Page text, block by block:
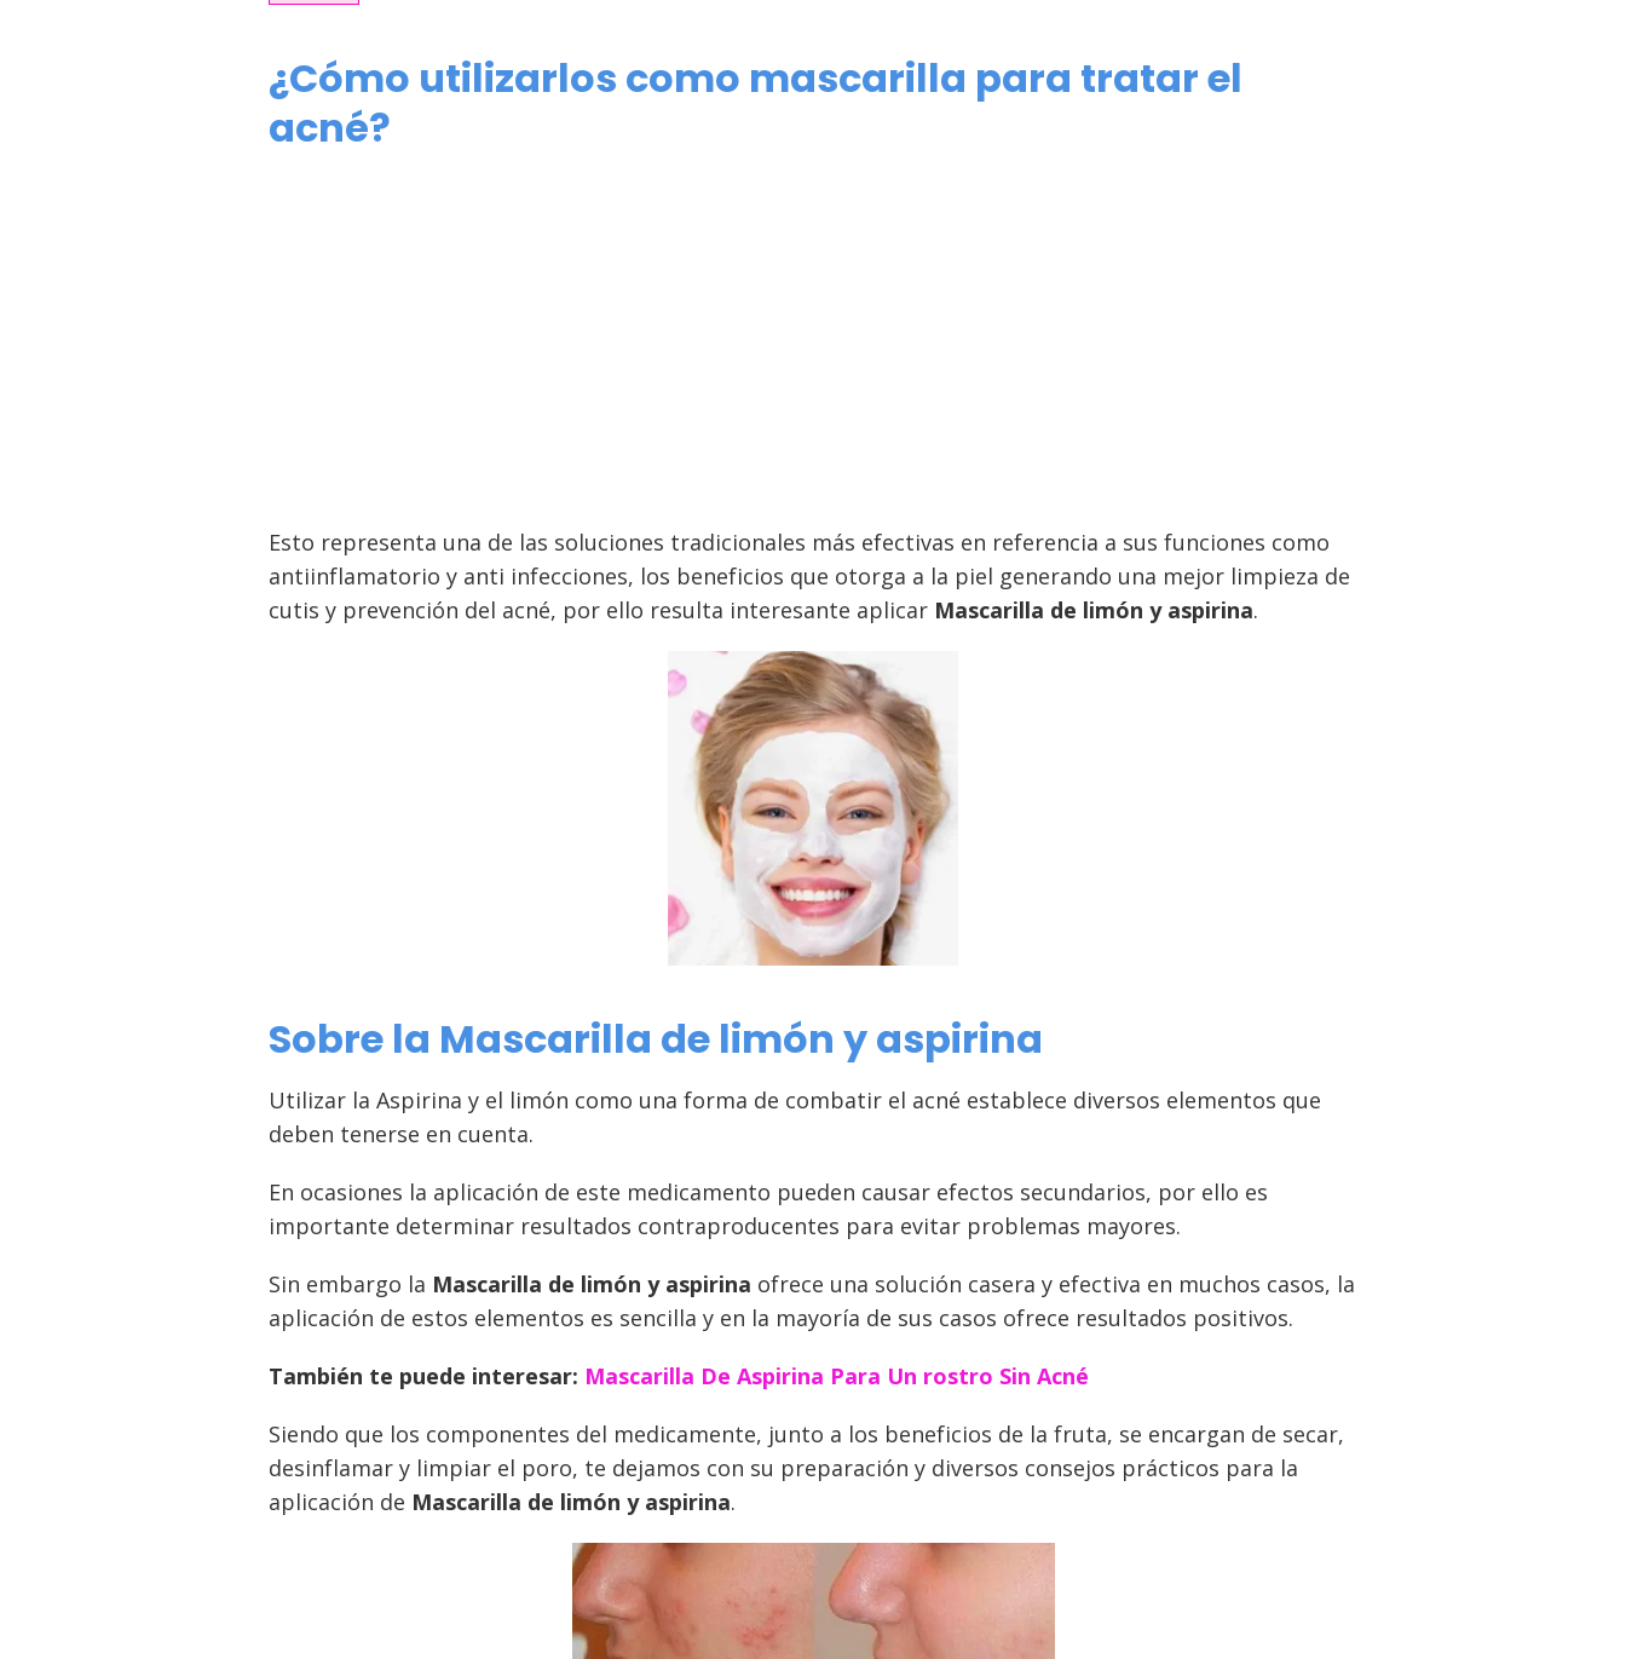
¿Cómo utilizarlos como mascarilla para tratar el
acné?
Esto representa una de las soluciones tradicionales más efectivas en referencia a sus funciones como
antiinflamatorio y anti infecciones, los beneficios que otorga a la piel generando una mejor limpieza de
cutis y prevención del acné, por ello resulta interesante aplicar Mascarilla de limón y aspirina.
Sobre la Mascarilla de limón y aspirina
Utilizar la Aspirina y el limón como una forma de combatir el acné establece diversos elementos que
deben tenerse en cuenta.
En ocasiones la aplicación de este medicamento pueden causar efectos secundarios, por ello es
importante determinar resultados contraproducentes para evitar problemas mayores.
Sin embargo la Mascarilla de limón y aspirina ofrece una solución casera y efectiva en muchos casos, la
aplicación de estos elementos es sencilla y en la mayoría de sus casos ofrece resultados positivos.
También te puede interesar: Mascarilla De Aspirina Para Un rostro Sin Acné
Siendo que los componentes del medicamente, junto a los beneficios de la fruta, se encargan de secar,
desinflamar y limpiar el poro, te dejamos con su preparación y diversos consejos prácticos para la
aplicación de Mascarilla de limón y aspirina.